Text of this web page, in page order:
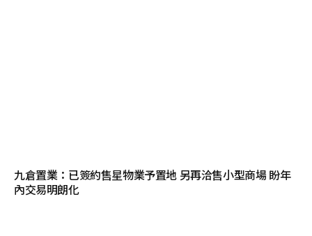
九倉置業：已簽約售星物業予置地 另再洽售小型商場 盼年
內交易明朗化